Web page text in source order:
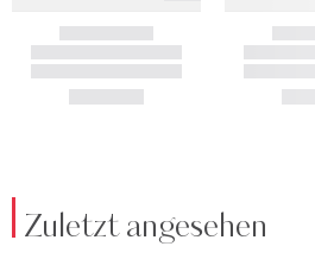
Zuletzt angesehen